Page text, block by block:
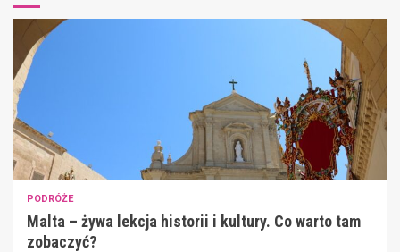
PODRÓŻE
Malta – żywa lekcja historii i kultury. Co warto tam
zobaczyć?